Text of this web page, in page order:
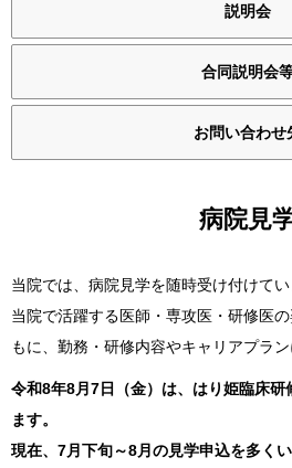
先輩の声
姫路ってこんな街
病院ホームページ
説明会
合同説明会
お問い合わせ
病院見
当院では、病院見学を随時受け付けてい
当院で活躍する医師・専攻医・研修医
もに、勤務・研修内容やキャリアプラ
令和8年8月7日（金）は、はり姫臨床研
ます。
現在、7月下旬～8月の見学申込を多く